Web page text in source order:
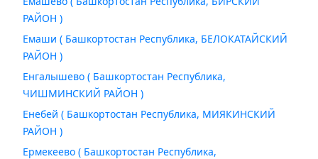
РАЙОН )
Емаши ( Башкортостан Республика, БЕЛОКАТАЙСКИЙ
РАЙОН )
Енгалышево ( Башкортостан Республика,
ЧИШМИНСКИЙ РАЙОН )
Енебей ( Башкортостан Республика, МИЯКИНСКИЙ
РАЙОН )
Ермекеево ( Башкортостан Республика,